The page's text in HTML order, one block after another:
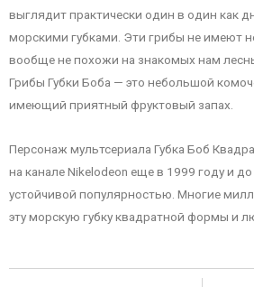
выглядит практически один в один как
морскими губками. Эти грибы не имеют
вообще не похожи на знакомых нам
Грибы Губки Боба — это небольшой
имеющий приятный фруктовый запах.
Персонаж мультсериала Губка Боб
на канале Nikelodeon еще в 1999 году и
устойчивой популярностью. Многие
эту морскую губку квадратной формы и